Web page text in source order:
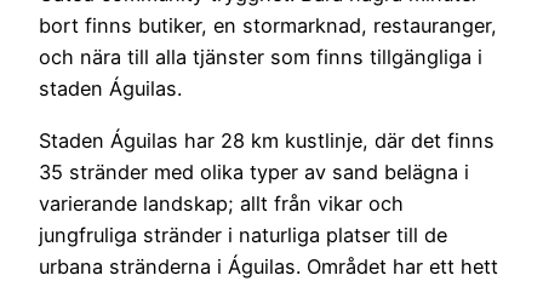
bort finns butiker, en stormarknad, restauranger,
och nära till alla tjänster som finns tillgängliga i
staden Águilas.
Staden Águilas har 28 km kustlinje, där det finns
35 stränder med olika typer av sand belägna i
varierande landskap; allt från vikar och
jungfruliga stränder i naturliga platser till de
urbana stränderna i Águilas. Området har ett hett